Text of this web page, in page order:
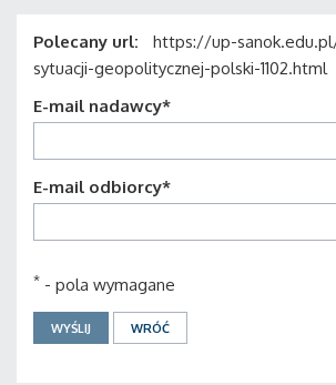
Polecany url:
https://up-
sytuacji-geopolitycznej-polski-1102.html
E-mail nadawcy*
E-mail odbiorcy*
* - pola wymagane